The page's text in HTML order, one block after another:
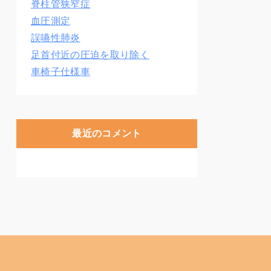
脊柱管狭窄症
血圧測定
誤嚥性肺炎
足首付近の圧迫を取り除く
車椅子仕様車
最近のコメント